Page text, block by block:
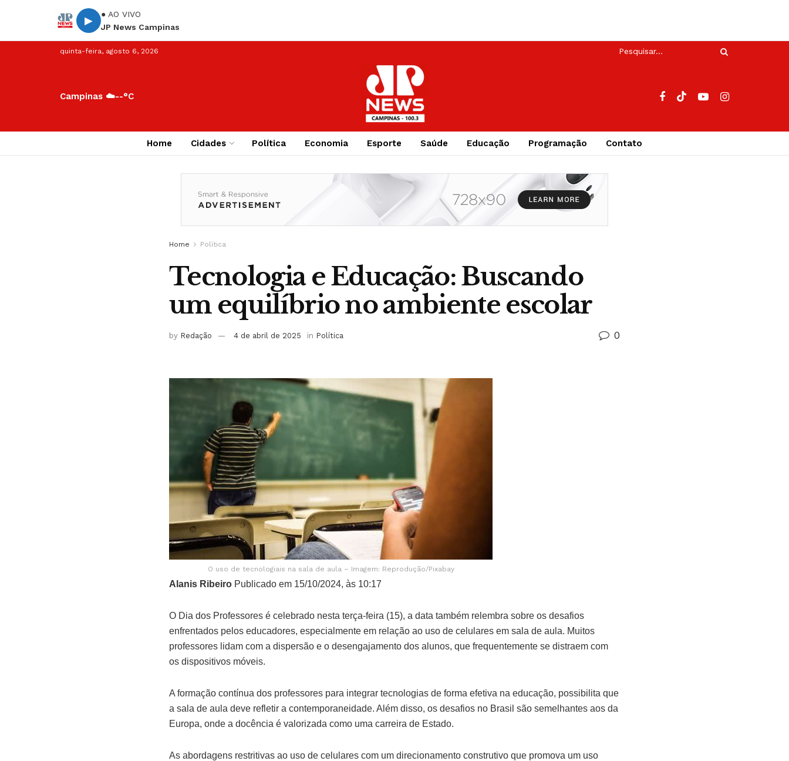
▶
● AO VIVO
JP News Campinas
quinta-feira, agosto 6, 2026
Campinas ☁️--°C
Home Cidades Política Economia Esporte Saúde Educação Programação Contato
Home Política
Tecnologia e Educação: Buscando
um equilíbrio no ambiente escolar
by Redação 4 de abril de 2025 in Política 0
O uso de tecnologiais na sala de aula – Imagem: Reprodução/Pixabay
Alanis Ribeiro Publicado em 15/10/2024, às 10:17
O Dia dos Professores é celebrado nesta terça-feira (15), a data também relembra sobre os desafios
enfrentados pelos educadores, especialmente em relação ao uso de celulares em sala de aula. Muitos
professores lidam com a dispersão e o desengajamento dos alunos, que frequentemente se distraem com
os dispositivos móveis.
A formação contínua dos professores para integrar tecnologias de forma efetiva na educação, possibilita que
a sala de aula deve refletir a contemporaneidade. Além disso, os desafios no Brasil são semelhantes aos da
Europa, onde a docência é valorizada como uma carreira de Estado.
As abordagens restritivas ao uso de celulares com um direcionamento construtivo que promova um uso